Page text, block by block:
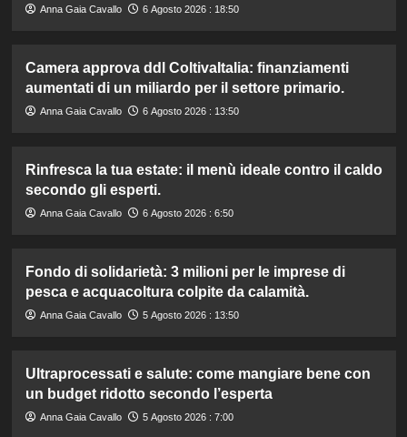
Anna Gaia Cavallo 6 Agosto 2026 : 18:50
Camera approva ddl ColtivaItalia: finanziamenti
aumentati di un miliardo per il settore primario.
Anna Gaia Cavallo 6 Agosto 2026 : 13:50
Rinfresca la tua estate: il menù ideale contro il caldo
secondo gli esperti.
Anna Gaia Cavallo 6 Agosto 2026 : 6:50
Fondo di solidarietà: 3 milioni per le imprese di
pesca e acquacoltura colpite da calamità.
Anna Gaia Cavallo 5 Agosto 2026 : 13:50
Ultraprocessati e salute: come mangiare bene con
un budget ridotto secondo l’esperta
Anna Gaia Cavallo 5 Agosto 2026 : 7:00